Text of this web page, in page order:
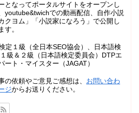
となってポータルサイトをオープンし
youtube&twichでの動画配信、自作小説
クヨム」「小説家になろう」で公開し
す。
定１級（全日本SEO協会）、日本語検
級＆２級（日本語検定委員会）DTPエ
ート・マイスター（JAGAT）
の依頼やご意見ご感想は、 お問い合わ
ジからお送りください。